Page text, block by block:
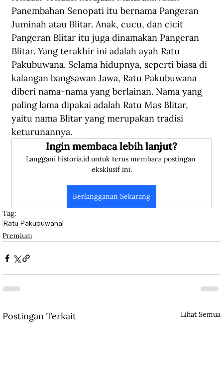
Panembahan Senopati itu bernama Pangeran
Juminah atau Blitar. Anak, cucu, dan cicit
Pangeran Blitar itu juga dinamakan Pangeran
Blitar. Yang terakhir ini adalah ayah Ratu
Pakubuwana. Selama hidupnya, seperti biasa di
kalangan bangsawan Jawa, Ratu Pakubuwana
diberi nama-nama yang berlainan. Nama yang
paling lama dipakai adalah Ratu Mas Blitar,
yaitu nama Blitar yang merupakan tradisi
keturunannya.
Ingin membaca lebih lanjut?
Langgani historia.id untuk terus membaca postingan
eksklusif ini.
Berlangganan Sekarang
Tag:
Ratu Pakubuwana
Premium
Postingan Terkait Lihat Semua